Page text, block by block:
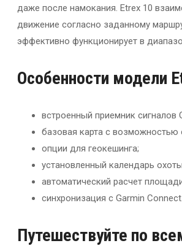
даже после намокания. Etrex 10
движение согласно заданному
эффективно функционирует в
Особенности модели
встроенный приемник сигналов
базовая карта с возможностью
опции для геокешинга;
установленный календарь
автоматический расчет
синхронизация с Garmin Connect.
Путешествуйте по